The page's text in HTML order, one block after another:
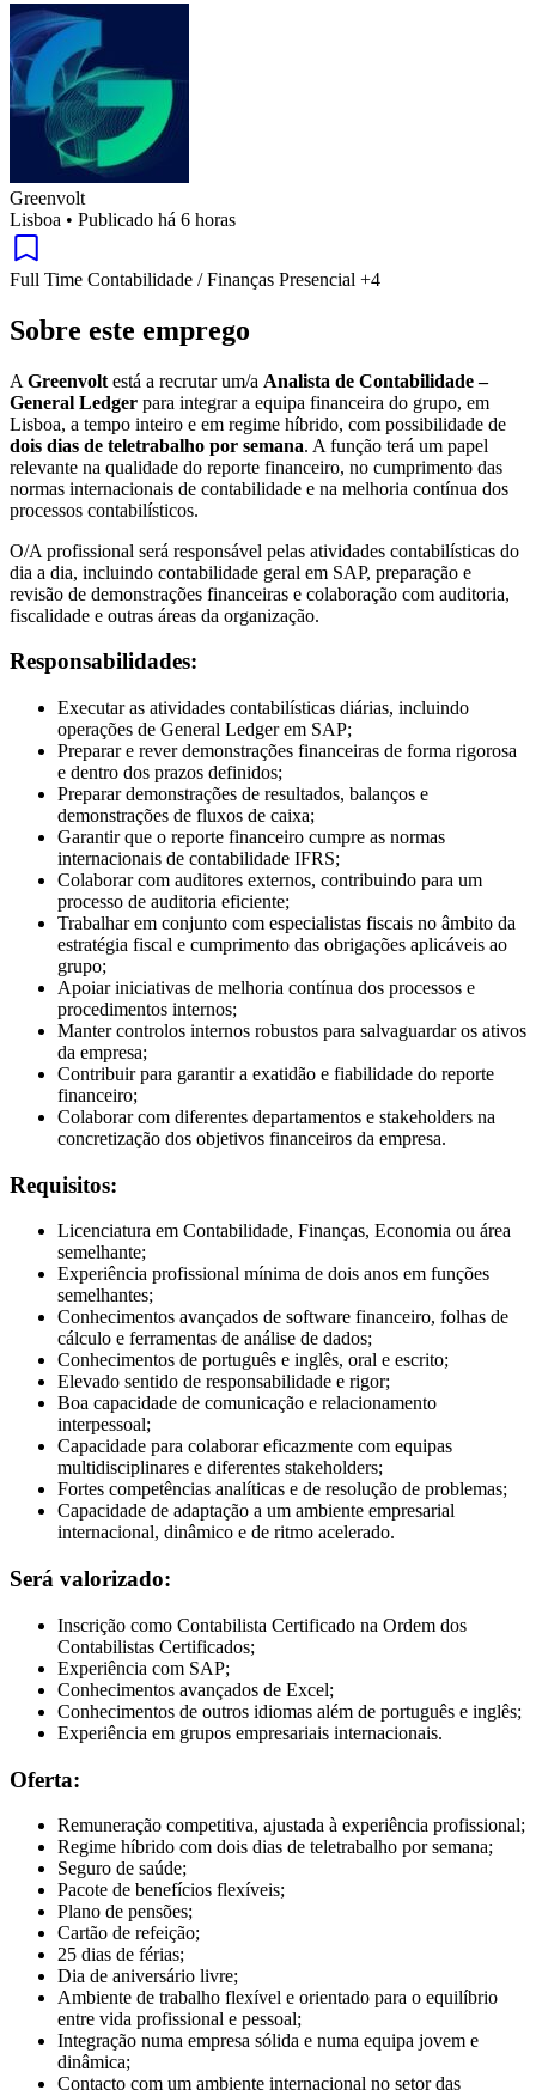
Greenvolt
Lisboa • Publicado há 6 horas
Full Time Contabilidade / Finanças Presencial +4
Sobre este emprego
A Greenvolt está a recrutar um/a Analista de Contabilidade –
General Ledger para integrar a equipa financeira do grupo, em
Lisboa, a tempo inteiro e em regime híbrido, com possibilidade de
dois dias de teletrabalho por semana. A função terá um papel
relevante na qualidade do reporte financeiro, no cumprimento das
normas internacionais de contabilidade e na melhoria contínua dos
processos contabilísticos.
O/A profissional será responsável pelas atividades contabilísticas do
dia a dia, incluindo contabilidade geral em SAP, preparação e
revisão de demonstrações financeiras e colaboração com auditoria,
fiscalidade e outras áreas da organização.
Responsabilidades:
Executar as atividades contabilísticas diárias, incluindo
operações de General Ledger em SAP;
Preparar e rever demonstrações financeiras de forma rigorosa
e dentro dos prazos definidos;
Preparar demonstrações de resultados, balanços e
demonstrações de fluxos de caixa;
Garantir que o reporte financeiro cumpre as normas
internacionais de contabilidade IFRS;
Colaborar com auditores externos, contribuindo para um
processo de auditoria eficiente;
Trabalhar em conjunto com especialistas fiscais no âmbito da
estratégia fiscal e cumprimento das obrigações aplicáveis ao
grupo;
Apoiar iniciativas de melhoria contínua dos processos e
procedimentos internos;
Manter controlos internos robustos para salvaguardar os ativos
da empresa;
Contribuir para garantir a exatidão e fiabilidade do reporte
financeiro;
Colaborar com diferentes departamentos e stakeholders na
concretização dos objetivos financeiros da empresa.
Requisitos:
Licenciatura em Contabilidade, Finanças, Economia ou área
semelhante;
Experiência profissional mínima de dois anos em funções
semelhantes;
Conhecimentos avançados de software financeiro, folhas de
cálculo e ferramentas de análise de dados;
Conhecimentos de português e inglês, oral e escrito;
Elevado sentido de responsabilidade e rigor;
Boa capacidade de comunicação e relacionamento
interpessoal;
Capacidade para colaborar eficazmente com equipas
multidisciplinares e diferentes stakeholders;
Fortes competências analíticas e de resolução de problemas;
Capacidade de adaptação a um ambiente empresarial
internacional, dinâmico e de ritmo acelerado.
Será valorizado:
Inscrição como Contabilista Certificado na Ordem dos
Contabilistas Certificados;
Experiência com SAP;
Conhecimentos avançados de Excel;
Conhecimentos de outros idiomas além de português e inglês;
Experiência em grupos empresariais internacionais.
Oferta:
Remuneração competitiva, ajustada à experiência profissional;
Regime híbrido com dois dias de teletrabalho por semana;
Seguro de saúde;
Pacote de benefícios flexíveis;
Plano de pensões;
Cartão de refeição;
25 dias de férias;
Dia de aniversário livre;
Ambiente de trabalho flexível e orientado para o equilíbrio
entre vida profissional e pessoal;
Integração numa empresa sólida e numa equipa jovem e
dinâmica;
Contacto com um ambiente internacional no setor das